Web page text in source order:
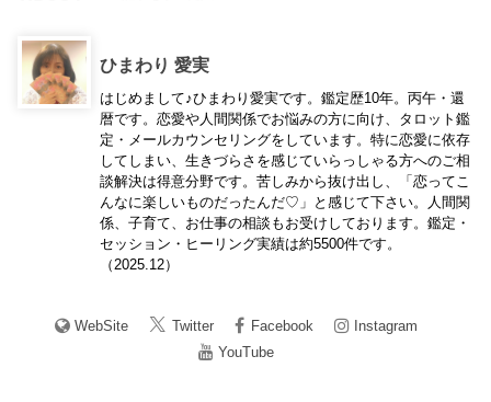
ひまわり 愛実
はじめまして♪ひまわり愛実です。鑑定歴10年。丙午・還
暦です。恋愛や人間関係でお悩みの方に向け、タロット鑑
定・メールカウンセリングをしています。特に恋愛に依存
してしまい、生きづらさを感じていらっしゃる方へのご相
談解決は得意分野です。苦しみから抜け出し、「恋ってこ
んなに楽しいものだったんだ♡」と感じて下さい。人間関
係、子育て、お仕事の相談もお受けしております。鑑定・
セッション・ヒーリング実績は約5500件です。
（2025.12）
WebSite Twitter Facebook
Instagram
YouTube